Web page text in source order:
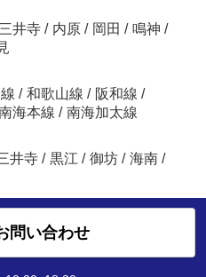
井寺 / 内原 / 岡田 / 鳴神 /
/ 和歌山線 / 阪和線 /
海本線 / 南海加太線
井寺 / 黒江 / 御坊 / 海南 /
問い合わせ